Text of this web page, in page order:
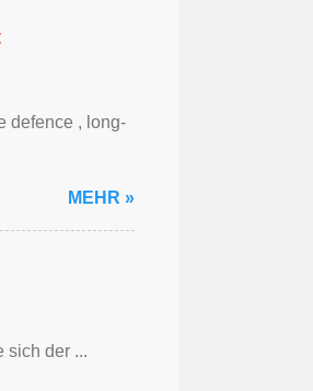
defence , long-
MEHR »
sich der ...